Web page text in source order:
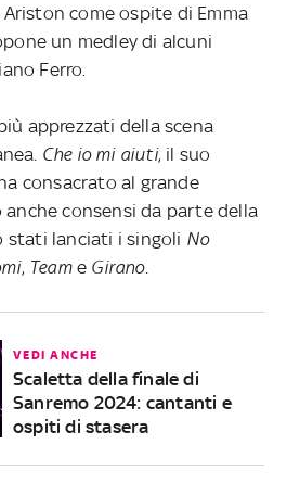
come ospite di Emma
un medley di alcuni
Ferro.
apprezzati della scena
Che io mi aiuti, il suo
consacrato al grande
consensi da parte della
stati lanciati i singoli No
, Teame Girano.
VEDI ANCHE
Scaletta della finale di
Sanremo 2024: cantanti e
ospiti di stasera